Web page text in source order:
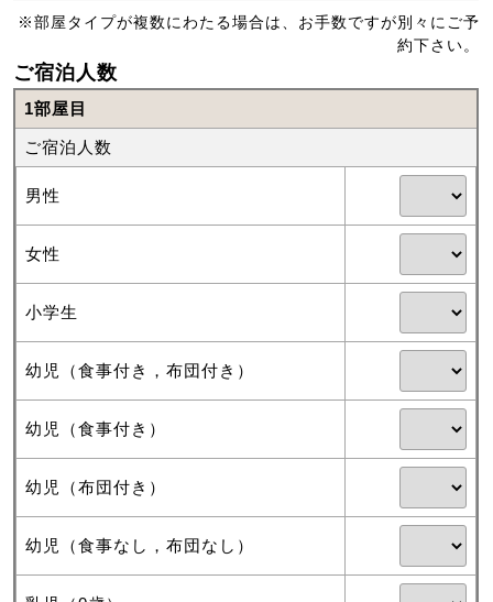
※部屋タイプが複数にわたる場合は、お手数ですが別々にご予
約下さい。
ご宿泊人数
1部屋目
ご宿泊人数
男性
女性
小学生
幼児（食事付き，布団付き）
幼児（食事付き）
幼児（布団付き）
幼児（食事なし，布団なし）